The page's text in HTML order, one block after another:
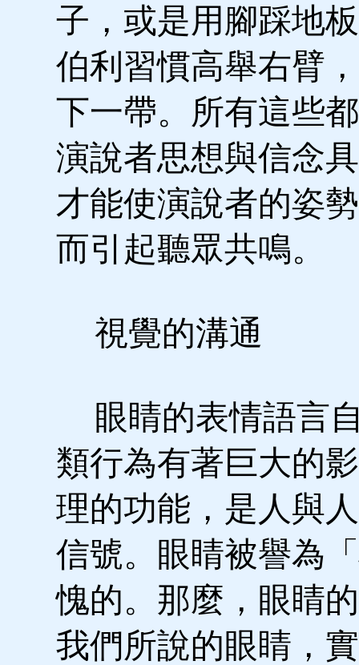
子，或是用腳踩地
伯利習慣高舉右臂
下一帶。所有這些
演說者思想與信念
才能使演說者的姿
而引起聽眾共鳴。
視覺的溝通
眼睛的表情語言
類行為有著巨大的
理的功能，是人與
信號。眼睛被譽為
愧的。那麼，眼睛
我們所說的眼睛，